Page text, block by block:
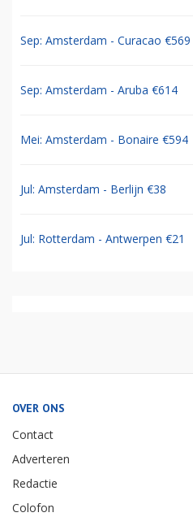
Sep: Amsterdam - Curacao €569
Sep: Amsterdam - Aruba €614
Mei: Amsterdam - Bonaire €594
Jul: Amsterdam - Berlijn €38
Jul: Rotterdam - Antwerpen €21
OVER ONS
Contact
Adverteren
Redactie
Colofon